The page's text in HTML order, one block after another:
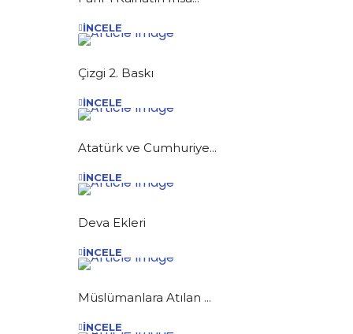
İNCELE
Çizgi 2. Baskı
İNCELE
Atatürk ve Cumhuriye...
İNCELE
Deva Ekleri
İNCELE
Müslümanlara Atılan ...
İNCELE